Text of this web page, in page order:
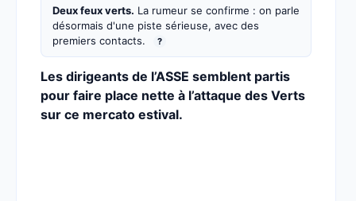
Deux feux verts. La rumeur se confirme : on parle
désormais d'une piste sérieuse, avec des
premiers contacts.
?
Les dirigeants de l’ASSE semblent partis
pour faire place nette à l’attaque des Verts
sur ce mercato estival.